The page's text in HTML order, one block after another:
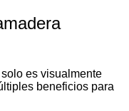
solo es visualmente
beneficios para